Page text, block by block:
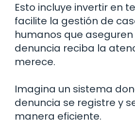
Esto incluye invertir en
facilite la gestión de
humanos que
denuncia reciba la
merece.
Imagina un sistema
denuncia se registre y
manera eficiente.